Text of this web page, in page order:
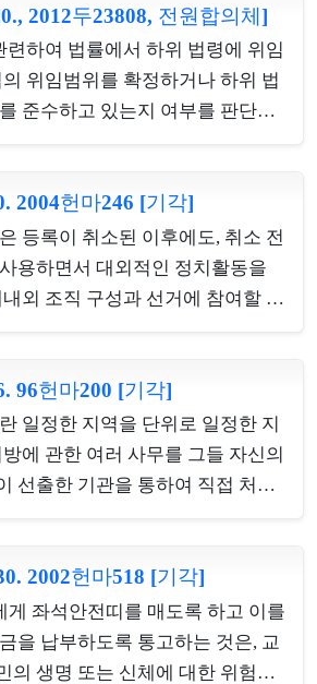
서 불가피한 규제로서 최소 침해
지 아니하고, 보호되는 공익과 제
이 유지될 수 없다. ‘공직자등의
개에 관한 법률’ 제8조 제1항 본
의 공무원 본인의 질병명에 관한
법률조항’이라 한다)에 의하여
외부에 대한 공개로부터 차단되
역 내에 유보되어야 하는 정보이
개인정보를 공개함으로써 사생활
2012두23808, 전원합의체]
련하여 법률에서 하위 법령에 위임
위임범위를 확정하거나 하위 법
준수하고 있는지 여부를 판단할
지켜져야 할 영역인지, 당해 법률
규정 내용, 규정의 체계, 다른 규
합적으로 고려하여야 하고, 위임
내용을 정확하게 알 수 있는 용어
위임된 내용의 대강을 예측할 수
것인지, 수권 규정에서 사용하고
넘어 범위를 확장하거나 축소하
2004헌마246 [기각]
등록이 취소된 이후에도, 취소 전
용하면서 대외적인 정치활동을
외 조직 구성과 선거에 참여할 것
등 계속적인 조직을 구비하고 있
보면, 청구인은 등록이 취소된
’에 준하는 ‘권리능력 없는 사
유지하고 있다고 볼 수 있으므로
아니라 청구인과 같이 등록정당
력 없는 사단의 실체를 가지고 있
되는 기본권이라고 할 수 있고, 청
96헌마200 [기각]
일정한 지역을 단위로 일정한 지
에 관한 여러 사무를 그들 자신의
선출한 기관을 통하여 직접 처리
는 제도이므로, 피선거권의 자격
서 위와 같은 지방자치제도가 가
여야 하고, 이를 어떻게 규정할 것
재량의 영역에 속하는 것이다.나.
2002헌마518 [기각]
게 좌석안전띠를 매도록 하고 이를
을 납부하도록 통고하는 것은, 교
의 생명 또는 신체에 대한 위험과